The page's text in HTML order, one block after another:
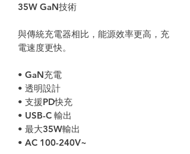
35W GaN技術
與傳統充電器相比，能源效率更高，充
電速度更快。
• GaN充電
• 透明設計
• 支援PD快充
• USB-C 輸出
• 最大35W輸出
• AC 100-240V~